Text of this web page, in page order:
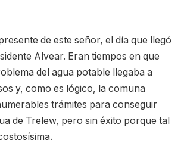
de este señor, el día que llegó
Alvear. Eran tiempos en que
del agua potable llegaba a
y, como es lógico, la comuna
trámites para conseguir
de Trelew, pero sin éxito porque tal